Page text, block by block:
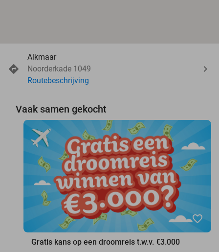
Alkmaar
Noorderkade 1049
Routebeschrijving
Vaak samen gekocht
favorite_border
Gratis kans op een droomreis t.w.v. €3.000